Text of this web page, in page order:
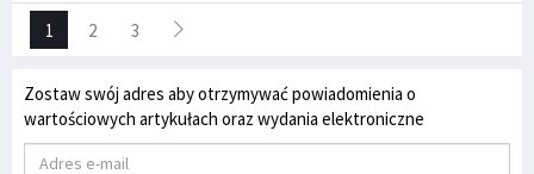
1 2 3
Zostaw swój adres aby otrzymywać powiadomienia o
wartościowych artykułach oraz wydania elektroniczne